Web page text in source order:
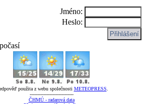
Jméno:
Heslo:
použita z webu společnosti METEOPRESS
-----------------------------
ČHMÚ - radarová data